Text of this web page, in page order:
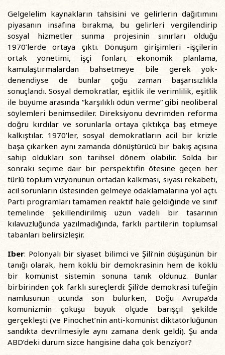
Gelgelelim kaynakların tahsisini ve gelirlerin dağıtımını
piyasanın insafına bırakma, bu gelirleri vergilendirip
sosyal hizmetler sunma projesinin sınırları olduğu
1970’lerde ortaya çıktı. Dönüşüm girişimleri -işçilerin
ortak yönetimi, işçi fonları, ekonomik planlama,
kamulaştırmalardan bahsetmeye bile gerek yok-
denendiyse de bunlar çoğu zaman başarısızlıkla
sonuçlandı. Sosyal demokratlar, eşitlik ile verimlilik, eşitlik
ile büyüme arasında “karşılıklı ödün verme” gibi neoliberal
söylemleri benimsediler. Direksiyonu devrimden reforma
doğru kırdılar ve sorunlarla ortaya çıktıkça baş etmeye
kalkıştılar. 1970’ler, sosyal demokratların acil bir krizle
başa çıkarken aynı zamanda dönüştürücü bir bakış açısına
sahip oldukları son tarihsel dönem olabilir. Solda bir
sonraki seçime dair bir perspektifin ötesine geçen her
türlü toplum vizyonunun ortadan kalkması, siyasi rekabeti,
acil sorunların üstesinden gelmeye odaklamalarına yol açtı.
Parti programları tamamen reaktif hale geldiğinde ve sınıf
temelinde şekillendirilmiş uzun vadeli bir tasarının
kılavuzluğunda yazılmadığında, farklı partilerin toplumsal
tabanları belirsizleşir.
Iber: Polonyalı bir siyaset bilimci ve Şili’nin düşüşünün bir
tanığı olarak, hem köklü bir demokrasinin hem de köklü
bir komünist sistemin sonuna tanık oldunuz. Bunlar
birbirinden çok farklı süreçlerdi: Şili’de demokrasi tüfeğin
namlusunun ucunda son bulurken, Doğu Avrupa’da
komünizmin çöküşü büyük ölçüde barışçıl şekilde
gerçekleşti (ve Pinochet’nin anti-komünist diktatörlüğünün
sandıkta devrilmesiyle aynı zamana denk geldi). Şu anda
ABD’deki durum sizce hangisine daha çok benziyor?